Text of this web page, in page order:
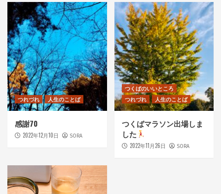
つれづれ 人生のことば
感謝70
2022年12月10日 SORA
つくばのいいところ
つれづれ
人生のことば
つくばマラソン出場しま
した
2022年11月26日 SORA